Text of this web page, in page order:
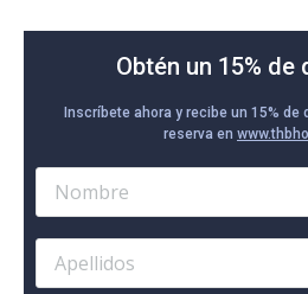
Obtén un 15% de
Inscríbete ahora y recibe un 15%
reserva en